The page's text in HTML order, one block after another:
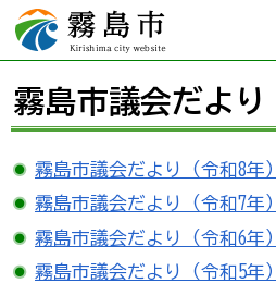
霧島市 Kirishima
city website
霧島市議会だより
霧島市議会だより（令和8年）
霧島市議会だより（令和7年）
霧島市議会だより（令和6年）
霧島市議会だより（令和5年）